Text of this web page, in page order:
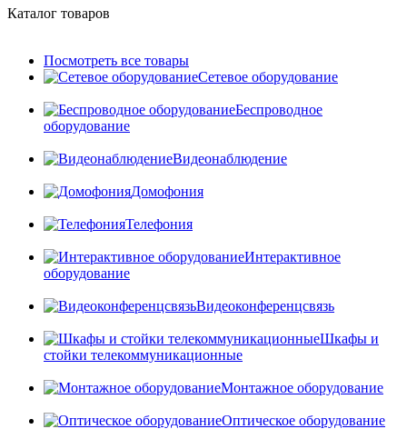
Каталог товаров
Посмотреть все товары
Сетевое оборудование
Беспроводное
оборудование
Видеонаблюдение
Домофония
Телефония
Интерактивное
оборудование
Видеоконференцсвязь
Шкафы и
стойки телекоммуникационные
Монтажное оборудование
Оптическое оборудование